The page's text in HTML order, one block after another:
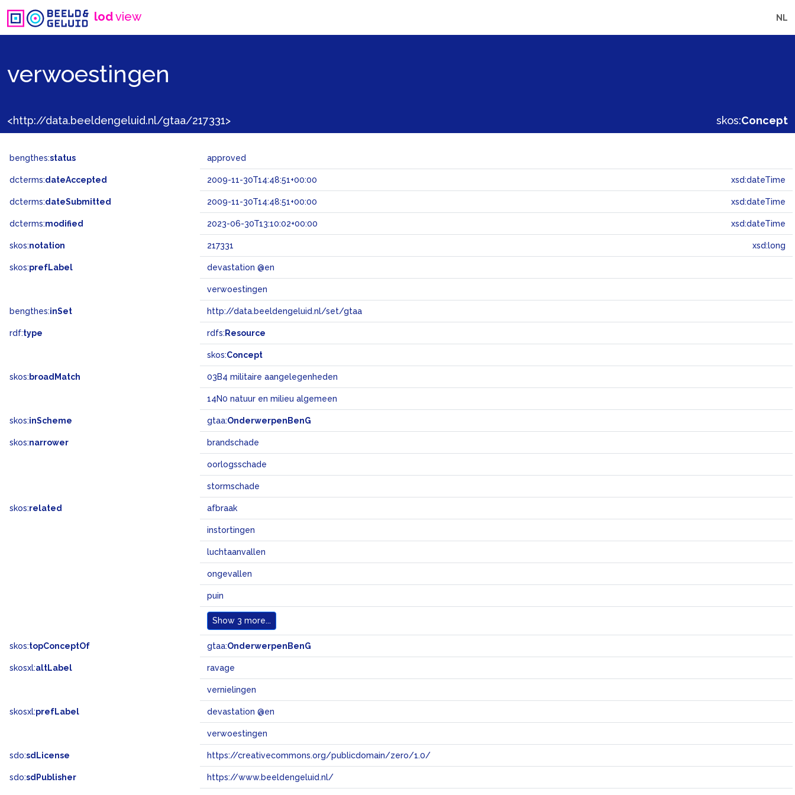
lodview NL
verwoestingen
<http://data.beeldengeluid.nl/gtaa/217331> skos:Concept
bengthes:status approved
dcterms:dateAccepted 2009-11-30T14:48:51+00:00 xsd:dateTime
dcterms:dateSubmitted 2009-11-30T14:48:51+00:00 xsd:dateTime
dcterms:modified 2023-06-30T13:10:02+00:00 xsd:dateTime
skos:notation 217331 xsd:long
skos:prefLabel devastation @en
verwoestingen
bengthes:inSet http://data.beeldengeluid.nl/set/gtaa
rdf:type rdfs: Resource
skos:Concept
skos: broadMatch 03B4 militaire aangelegenheden
14N0 natuur en milieu algemeen
skos:inScheme gtaa:OnderwerpenBenG
skos:narrower brandschade
oorlogsschade
stormschade
skos:related afbraak
instortingen
luchtaanvallen
ongevallen
puin
Show 3 more...
skos:topConceptOf gtaa:OnderwerpenBenG
skosxl:altLabel ravage
vernielingen
skosxl:prefLabel devastation @en
verwoestingen
sdo:sdLicense https://creativecommons.org/publicdomain/zero/1.0/
sdo:sdPublisher https://www.beeldengeluid.nl/